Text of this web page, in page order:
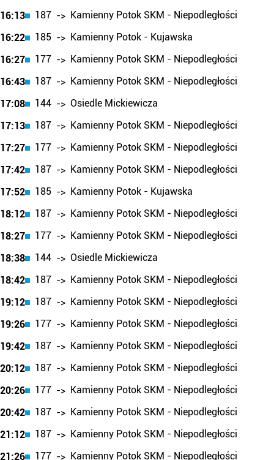
16:13
187 -> Kamienny Potok SKM - Niepodległości
16:22
185 -> Kamienny Potok - Kujawska
16:27
177 -> Kamienny Potok SKM - Niepodległości
16:43
187 -> Kamienny Potok SKM - Niepodległości
17:08
144 -> Osiedle Mickiewicza
17:13
187 -> Kamienny Potok SKM - Niepodległości
17:27
177 -> Kamienny Potok SKM - Niepodległości
17:42
187 -> Kamienny Potok SKM - Niepodległości
17:52
185 -> Kamienny Potok - Kujawska
18:12
187 -> Kamienny Potok SKM - Niepodległości
18:27
177 -> Kamienny Potok SKM - Niepodległości
18:38
144 -> Osiedle Mickiewicza
18:42
187 -> Kamienny Potok SKM - Niepodległości
19:12
187 -> Kamienny Potok SKM - Niepodległości
19:26
177 -> Kamienny Potok SKM - Niepodległości
19:42
187 -> Kamienny Potok SKM - Niepodległości
20:12
187 -> Kamienny Potok SKM - Niepodległości
20:26
177 -> Kamienny Potok SKM - Niepodległości
20:42
187 -> Kamienny Potok SKM - Niepodległości
21:12
187 -> Kamienny Potok SKM - Niepodległości
21:26
177 -> Kamienny Potok SKM - Niepodległości